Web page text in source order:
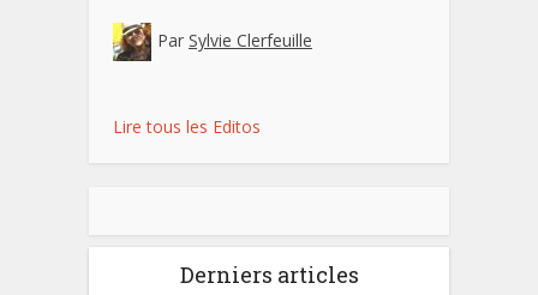
Par Sylvie Clerfeuille
Lire tous les Editos
Derniers articles